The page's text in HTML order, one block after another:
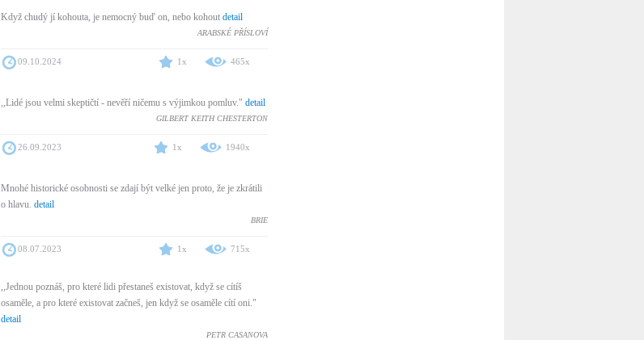
Když chudý jí kohouta, je nemocný buď on, nebo kohout detail
ARABSKÉ PŘÍSLOVÍ
09.10.2024 1x 465x
,,Lidé jsou velmi skeptičtí - nevěří ničemu s výjimkou pomluv." detail
GILBERT KEITH CHESTERTON
26.09.2023 1x 1940x
Mnohé historické osobnosti se zdají být velké jen proto, že je zkrátili
o hlavu. detail
BRIE
08.07.2023 1x 715x
,,Jednou poznáš, pro které lidi přestaneš existovat, když se cítíš
osaměle, a pro které existovat začneš, jen když se osaměle cítí oni."
detail
PETR CASANOVA